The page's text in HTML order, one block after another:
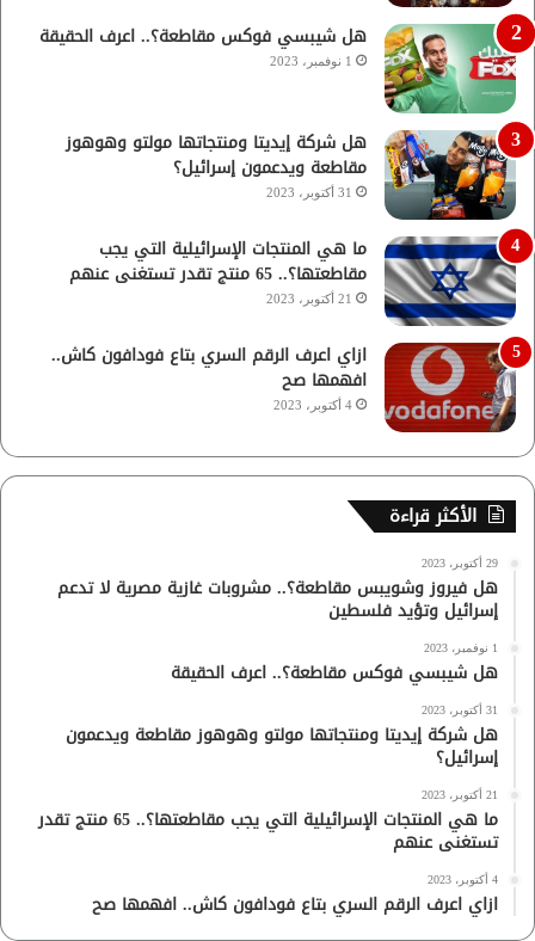
هل شيبسي فوكس مقاطعة؟.. اعرف الحقيقة
1 نوفمبر، 2023
هل شركة إيديتا ومنتجاتها مولتو وهوهوز
مقاطعة ويدعمون إسرائيل؟
31 أكتوبر، 2023
ما هي المنتجات الإسرائيلية التي يجب
مقاطعتها؟.. 65 منتج تقدر تستغنى عنهم
21 أكتوبر، 2023
ازاي اعرف الرقم السري بتاع فودافون كاش..
افهمها صح
4 أكتوبر، 2023
الأكثر قراءة
29 أكتوبر، 2023
هل فيروز وشويبس مقاطعة؟.. مشروبات غازية مصرية لا تدعم
إسرائيل وتؤيد فلسطين
1 نوفمبر، 2023
هل شيبسي فوكس مقاطعة؟.. اعرف الحقيقة
31 أكتوبر، 2023
هل شركة إيديتا ومنتجاتها مولتو وهوهوز مقاطعة ويدعمون
إسرائيل؟
21 أكتوبر، 2023
ما هي المنتجات الإسرائيلية التي يجب مقاطعتها؟.. 65 منتج تقدر
تستغنى عنهم
4 أكتوبر، 2023
ازاي اعرف الرقم السري بتاع فودافون كاش.. افهمها صح